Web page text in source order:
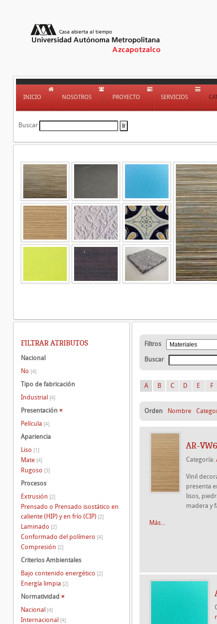
INICIO NOSOTROS PROYECTO SERVICIOS
Buscar
Filtros
Buscar
A B C D E F
Orden Nombre
AR-
Categoría:
Vinil
presenta
lisos,
madera y
Más...
FILTRAR ATRIBUTOS
Nacional
No [4]
Tipo de fabricación
Industrial [4]
Presentación ×
Película [4]
Apariencia
Liso [1]
Mate [4]
Rugoso [3]
Procesos
Extrusión [2]
Prensado o Prensado isostático en
caliente (HIP) y en frío (CIP) [2]
Laminado [2]
Conformado del polímero [4]
Compresión [2]
Criterios Ambientales
Bajo contenido energético [2]
Energía limpia [2]
Normatividad ×
Nacional [4]
Internacional [4]